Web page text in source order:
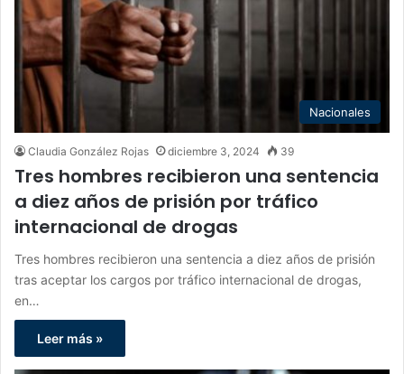
Nacionales
Claudia González Rojas diciembre 3, 2024 39
Tres hombres recibieron una sentencia
a diez años de prisión por tráfico
internacional de drogas
Tres hombres recibieron una sentencia a diez años de prisión
tras aceptar los cargos por tráfico internacional de drogas,
en…
Leer más »